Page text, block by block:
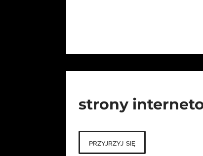
strony
przyjrzyj się